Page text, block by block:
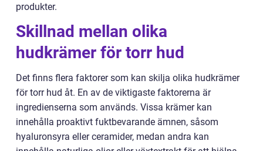
produkter.
Skillnad mellan olika
hudkrämer för torr hud
Det finns flera faktorer som kan skilja olika hudkrämer
för torr hud åt. En av de viktigaste faktorerna är
ingredienserna som används. Vissa krämer kan
innehålla proaktivt fuktbevarande ämnen, såsom
hyaluronsyra eller ceramider, medan andra kan